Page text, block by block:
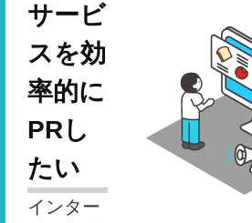
サービ
スを効
率的に
PRし
たい
インター